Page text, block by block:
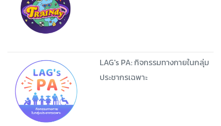
LAG's PA: กิจกรรมทางกายในกลุ่ม
ประชากรเฉพาะ